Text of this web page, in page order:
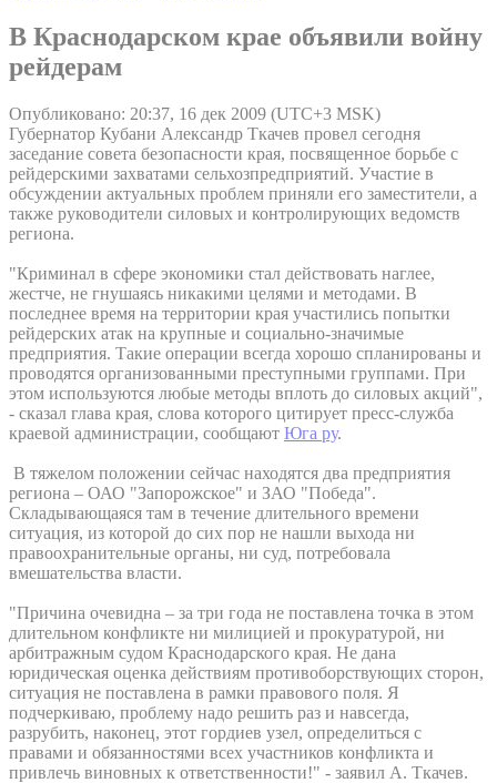
В Краснодарском крае объявили войну
рейдерам
Опубликовано: 20:37, 16 дек 2009 (UTC+3 MSK)
Губернатор Кубани Александр Ткачев провел сегодня
заседание совета безопасности края, посвященное борьбе с
рейдерскими захватами сельхозпредприятий. Участие в
обсуждении актуальных проблем приняли его заместители, а
также руководители силовых и контролирующих ведомств
региона.
"Криминал в сфере экономики стал действовать наглее,
жестче, не гнушаясь никакими целями и методами. В
последнее время на территории края участились попытки
рейдерских атак на крупные и социально-значимые
предприятия. Такие операции всегда хорошо спланированы и
проводятся организованными преступными группами. При
этом используются любые методы вплоть до силовых акций",
- сказал глава края, слова которого цитирует пресс-служба
краевой администрации, сообщают Юга ру.
В тяжелом положении сейчас находятся два предприятия
региона – ОАО "Запорожское" и ЗАО "Победа".
Складывающаяся там в течение длительного времени
ситуация, из которой до сих пор не нашли выхода ни
правоохранительные органы, ни суд, потребовала
вмешательства власти.
"Причина очевидна – за три года не поставлена точка в этом
длительном конфликте ни милицией и прокуратурой, ни
арбитражным судом Краснодарского края. Не дана
юридическая оценка действиям противоборствующих сторон,
ситуация не поставлена в рамки правового поля. Я
подчеркиваю, проблему надо решить раз и навсегда,
разрубить, наконец, этот гордиев узел, определиться с
правами и обязанностями всех участников конфликта и
привлечь виновных к ответственности!" - заявил А. Ткачев.